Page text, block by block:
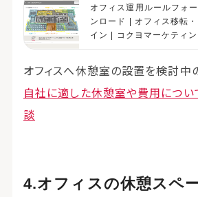
オフィス運用ルールフォ
ンロード | オフィス移転
イン | コクヨマーケティ
オフィスへ休憩室の設置を検討中
自社に適した休憩室や費用につい
談
オフィスの休憩スペ